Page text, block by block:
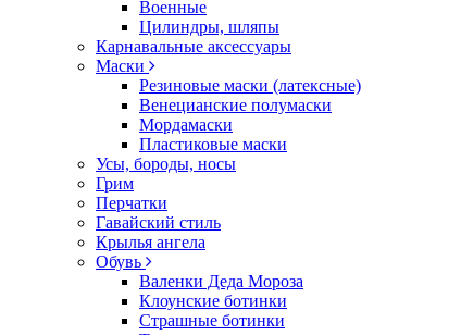
Военные
Цилиндры, шляпы
Карнавальные аксессуары
Маски
Резиновые маски (латексные)
Венецианские полумаски
Мордамаски
Пластиковые маски
Усы, бороды, носы
Грим
Перчатки
Гавайский стиль
Крылья ангела
Обувь
Валенки Деда Мороза
Клоунские ботинки
Страшные ботинки